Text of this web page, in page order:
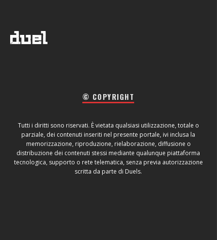
© COPYRIGHT
Tutti i diritti sono riservati. È vietata qualsiasi utilizzazione, totale o
parziale, dei contenuti inseriti nel presente portale, ivi inclusa la
memorizzazione, riproduzione, rielaborazione, diffusione o
distribuzione dei contenuti stessi mediante qualunque piattaforma
tecnologica, supporto o rete telematica, senza previa autorizzazione
scritta da parte di Duels.